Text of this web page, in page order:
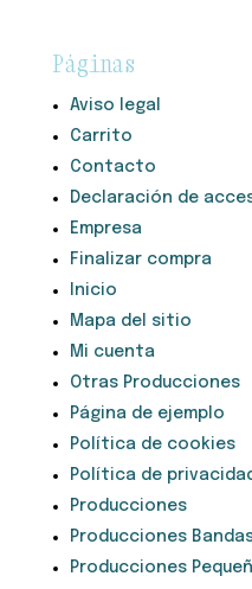
Páginas
Aviso legal
Carrito
Contacto
Declaración de
Empresa
Finalizar compra
Inicio
Mapa del sitio
Mi cuenta
Otras Producciones
Página de ejemplo
Política de cookies
Política de
Producciones
Producciones
Producciones